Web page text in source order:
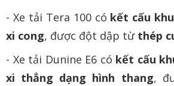
- Xe tải Tera 100 có kết cấu
xi cong, được đột dập từ thép
- Xe tải Dunine E6 có kết cấu
xi thẳng dạng hình thang,